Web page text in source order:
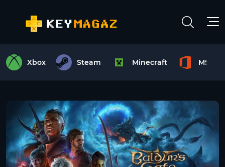
Xbox Steam Minecraft MS